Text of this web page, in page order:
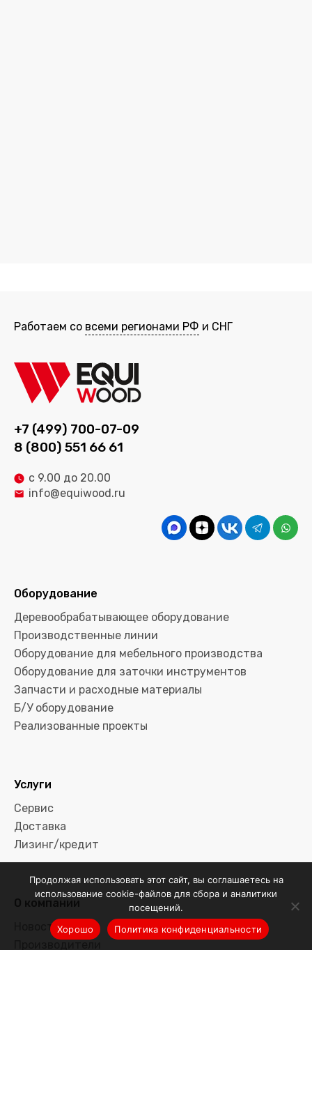
Работаем со всеми регионами РФ и СНГ
+7 (499) 700-07-09
8 (800) 551 66 61
с 9.00 до 20.00
info@equiwood.ru
Оборудование
Деревообрабатывающее оборудование
Производственные линии
Оборудование для мебельного производства
Оборудование для заточки инструментов
Запчасти и расходные материалы
Б/У оборудование
Реализованные проекты
Услуги
Сервис
Доставка
Лизинг/кредит
О компании
Новости
Продолжая использовать этот сайт, вы соглашаетесь на
использование cookie-файлов для сбора и аналитики
посещений.
Хорошо
Политика конфиденциальности